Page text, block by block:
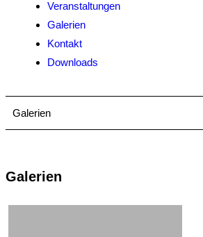
Veranstaltungen
Galerien
Kontakt
Downloads
Galerien
Galerien